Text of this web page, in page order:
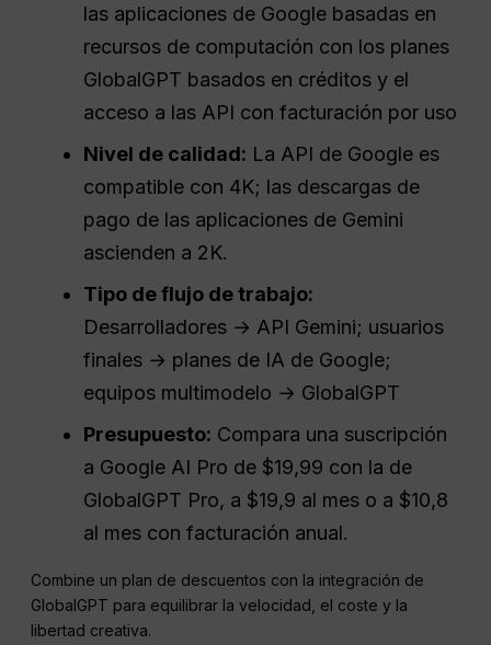
las aplicaciones de Google basadas en
recursos de computación con los planes
GlobalGPT basados en créditos y el
acceso a las API con facturación por uso
Nivel de calidad: La API de Google es
compatible con 4K; las descargas de
pago de las aplicaciones de Gemini
ascienden a 2K.
Tipo de flujo de trabajo:
Desarrolladores → API Gemini; usuarios
finales → planes de IA de Google;
equipos multimodelo → GlobalGPT
Presupuesto: Compara una suscripción
a Google AI Pro de $19,99 con la de
GlobalGPT Pro, a $19,9 al mes o a $10,8
al mes con facturación anual.
Combine un plan de descuentos con la integración de
GlobalGPT para equilibrar la velocidad, el coste y la
libertad creativa.